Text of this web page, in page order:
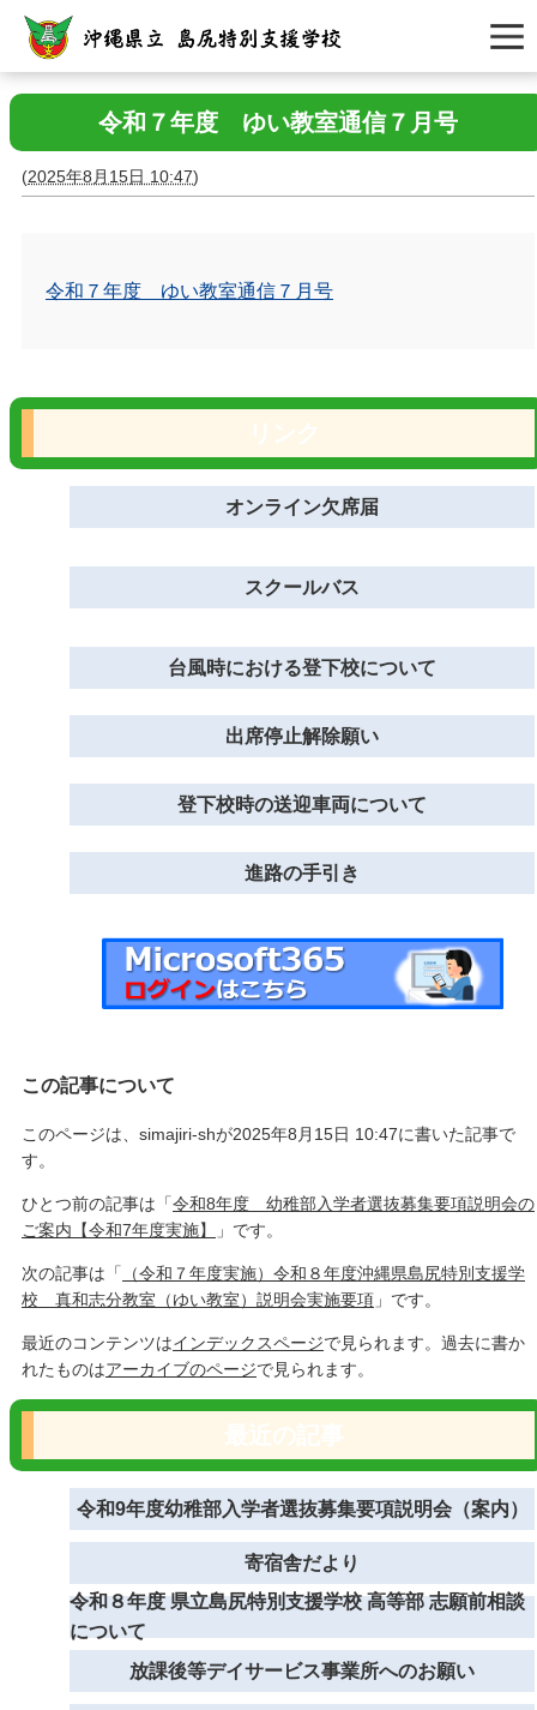
令和７年度 ゆい教室通信７月号
(2025年8月15日 10:47)
令和７年度 ゆい教室通信７月号
オンライン欠席届
スクールバス
台風時における登下校について
出席停止解除願い
登下校時の送迎車両について
進路の手引き
この記事について
このページは、simajiri-shが2025年8月15日 10:47に書いた記事で
す。
ひとつ前の記事は「令和8年度 幼稚部入学者選抜募集要項説明会の
ご案内【令和7年度実施】
」です。
次の記事は「
（令和７年度実施）令和８年度沖縄県島尻特別支援学
校 真和志分教室（ゆい教室）説明会実施要項 」です。
最近のコンテンツはインデックスページで見られます。過去に書か
れたものはアーカイブのページで見られます。
令和9年度幼稚部入学者選抜募集要項説明会（案内）
寄宿舎だより
令和８年度 県立島尻特別支援学校 高等部 志願前相談
について
放課後等デイサービス事業所へのお願い